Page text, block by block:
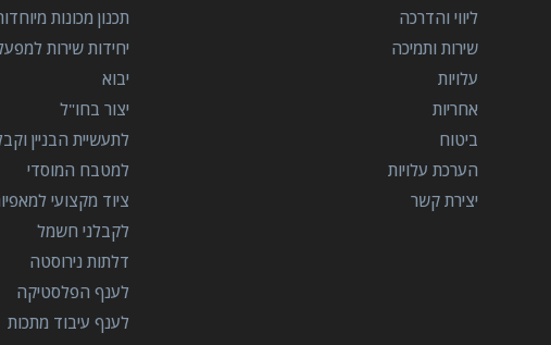
ליווי והדרכה
שירות ותמיכה
עלויות
אחריות
ביטוח
הערכת עלויות
יצירת קשר
תכנון מכונות
יחידות שירות
יבוא
יצור בחו"ל
לתעשיית הבניין
למטבח המוסדי
ציוד מקצועי
לקבלני חשמל
דלתות נירוסטה
לענף הפלסטיקה
לענף עיבוד מתכות